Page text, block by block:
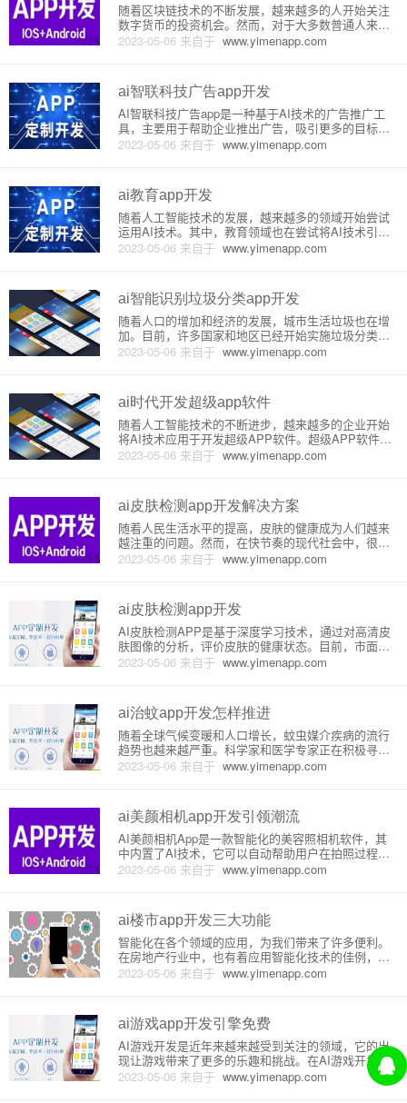
2023-05-06 来自于 www.yimenapp.com
随着区块链技术的不断发展，越来越多的人开始关注
数字货币的投资机会。然而，对于大多数普通人来
说，炒币并不是一件容易的事情。因为需要看盘、分
析市场走势、了解各种指标等等。而这些对于不懂技
需求，市场上出现了越来越多的
ai智联科技广告app开发
2023-05-06 来自于 www.yimenapp.com
AI智联科技广告app是一种基于AI技术的广告推广工
具，主要用于帮助企业推出广告，吸引更多的目标受
众，增加转化率和销售额。以下是该应用程序的原理
和详细介绍。1. 原理AI智联科技广告app的推广原理
然语言处理技
ai教育app开发
2023-05-06 来自于 www.yimenapp.com
随着人工智能技术的发展，越来越多的领域开始尝试
运用AI技术。其中，教育领域也在尝试将AI技术引入
教育中，以实现更加个性化、有效的教学。为了实现
这一目标，许多教育机构和企业开始开发AI教育Ap
App的原理是利
ai智能识别垃圾分类app开发
2023-05-06 来自于 www.yimenapp.com
随着人口的增加和经济的发展，城市生活垃圾也在增
加。目前，许多国家和地区已经开始实施垃圾分类政
策，但是随着人们快节奏的生活，垃圾分类变成了一
项繁琐的任务，因此，开发一种智能识别垃圾分类的
基于人工智能技术的应用
ai时代开发超级app软件
2023-05-06 来自于 www.yimenapp.com
随着人工智能技术的不断进步，越来越多的企业开始
将AI技术应用于开发超级APP软件。超级APP软件是
一种集成多种功能的移动应用程序，可以同时处理多
个任务和功能，并且能够持续学习和优化，提供更好
I时代开发超级AP
ai皮肤检测app开发解决方案
2023-05-06 来自于 www.yimenapp.com
随着人民生活水平的提高，皮肤的健康成为人们越来
越注重的问题。然而，在快节奏的现代社会中，很多
人没有时间去专门的皮肤诊所检查皮肤健康情况。为
了解决这个问题，AI皮肤检测app应运而生。一、原理
取用户的皮肤照
ai皮肤检测app开发
2023-05-06 来自于 www.yimenapp.com
AI皮肤检测APP是基于深度学习技术，通过对高清皮
肤图像的分析，评价皮肤的健康状态。目前，市面上
的皮肤检测App大多采用AI算法，将皮肤图像与丰富
的皮肤病例数据库进行对比，对用户的皮肤状况进行
原理和技术。1
ai治蚊app开发怎样推进
2023-05-06 来自于 www.yimenapp.com
随着全球气候变暖和人口增长，蚊虫媒介疾病的流行
趋势也越来越严重。科学家和医学专家正在积极寻找
经济、快速、有效的解决方案。一种新的解决方案是
使用AI治蚊App来控制蚊虫数量，进而遏制疾病的扩
## 原理介绍A
ai美颜相机app开发引领潮流
2023-05-06 来自于 www.yimenapp.com
AI美颜相机App是一款智能化的美容照相机软件，其
中内置了AI技术，它可以自动帮助用户在拍照过程中
进行美颜处理，使照片影像更加美丽。这类App涵盖
了变美、美肌、美型等方面，目前已成为人们使用手
开其独特的技术
ai楼市app开发三大功能
2023-05-06 来自于 www.yimenapp.com
智能化在各个领域的应用，为我们带来了许多便利。
在房地产行业中，也有着应用智能化技术的佳例，其
中一个就是AI楼市APP。下面，我将会为大家介绍一
下AI楼市APP的三大功能。一、房价估算功能房价估
模块中，用户可
ai游戏app开发引擎免费
2023-05-06 来自于 www.yimenapp.com
AI游戏开发是近年来越来越受到关注的领域，它的出
现让游戏带来了更多的乐趣和挑战。在AI游戏开发
中，引擎是一个非常重要的工具，它能够帮助我们快
速高效地实现各种AI功能。本文介绍一种免费的AI游